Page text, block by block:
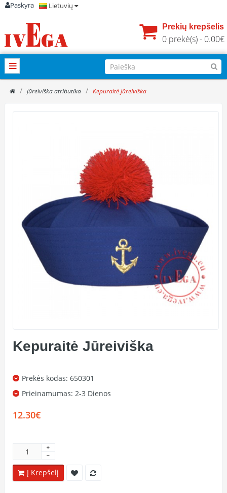
Paskyra Lietuvių
Prekių krepšelis
0 prekė(s) - 0.00€
Jūreiviška atributika Kepuraitė jūreiviška
Kepuraitė Jūreiviška
Prekės kodas: 650301
Prieinamumas: 2-3 Dienos
12.30€
Į Krepšelį